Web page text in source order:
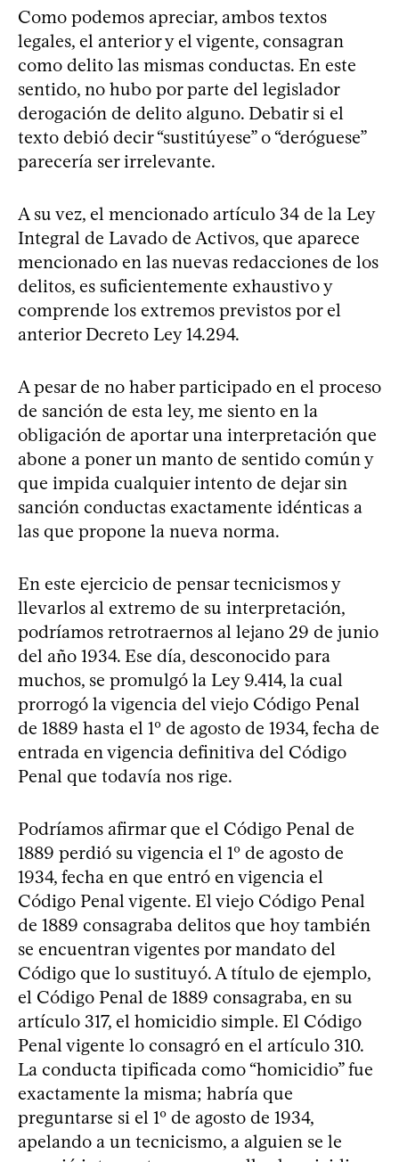
Como podemos apreciar, ambos textos
legales, el anterior y el vigente, consagran
como delito las mismas conductas. En este
sentido, no hubo por parte del legislador
derogación de delito alguno. Debatir si el
texto debió decir “sustitúyese” o “deróguese”
parecería ser irrelevante.
A su vez, el mencionado artículo 34 de la Ley
Integral de Lavado de Activos, que aparece
mencionado en las nuevas redacciones de los
delitos, es suficientemente exhaustivo y
comprende los extremos previstos por el
anterior Decreto Ley 14.294.
A pesar de no haber participado en el proceso
de sanción de esta ley, me siento en la
obligación de aportar una interpretación que
abone a poner un manto de sentido común y
que impida cualquier intento de dejar sin
sanción conductas exactamente idénticas a
las que propone la nueva norma.
En este ejercicio de pensar tecnicismos y
llevarlos al extremo de su interpretación,
podríamos retrotraernos al lejano 29 de junio
del año 1934. Ese día, desconocido para
muchos, se promulgó la Ley 9.414, la cual
prorrogó la vigencia del viejo Código Penal
de 1889 hasta el 1º de agosto de 1934, fecha de
entrada en vigencia definitiva del Código
Penal que todavía nos rige.
Podríamos afirmar que el Código Penal de
1889 perdió su vigencia el 1º de agosto de
1934, fecha en que entró en vigencia el
Código Penal vigente. El viejo Código Penal
de 1889 consagraba delitos que hoy también
se encuentran vigentes por mandato del
Código que lo sustituyó. A título de ejemplo,
el Código Penal de 1889 consagraba, en su
artículo 317, el homicidio simple. El Código
Penal vigente lo consagró en el artículo 310.
La conducta tipificada como “homicidio” fue
exactamente la misma; habría que
preguntarse si el 1º de agosto de 1934,
apelando a un tecnicismo, a alguien se le